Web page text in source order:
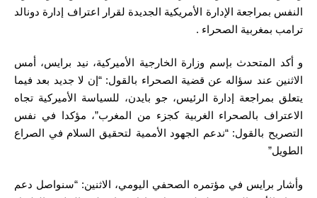
النفس بمراجعة الإدارة الأمريكية الجديدة لقرار اعتراف إدارة دونالد
ترامب بمغربية الصحراء .
و أكد المتحدث بإسم وزارة الخارجية الأميركية، نيد برايس، أمس
الاثنين عند سؤاله عن قضية الصحراء بالقول: “إن لا جديد بعد فيما
يتعلق بمراجعة إدارة الرئيس، جو بايدن، للسياسة الأميركية تجاه
الاعتراف بالصحراء الغربية كجزء من المغرب”، مؤكدا في نفس
التصريح بالقول: “ندعم الجهود الأممية لتحقيق السلام في الصراع
الطويل”
وأشار برايس في مؤتمره الصحفي اليومي، الاثنين: “سنواصل دعم